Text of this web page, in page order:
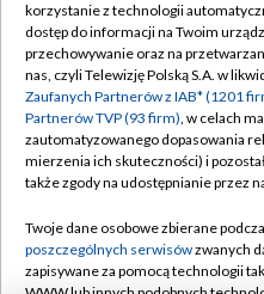
Abonament TVP
Emisja w TVP
Centrum informacji TVP
Naziemna Telewizja
Rada Programowa
System NOS
Polityka
korzystanie z technologii
dostęp do informacji na Twoim
przechowywanie oraz na
nas, czyli Telewizję Polską S.A. w
Zaufanych Partnerów z IAB* (1201
Partnerów TVP (93 firm), w celach
zautomatyzowanego dopasowania
mierzenia ich skuteczności) i
także zgody na udostępnianie przez
Twoje dane osobowe zbierane
poszczególnych serwisówzwanych
zapisywane za pomocą technologii